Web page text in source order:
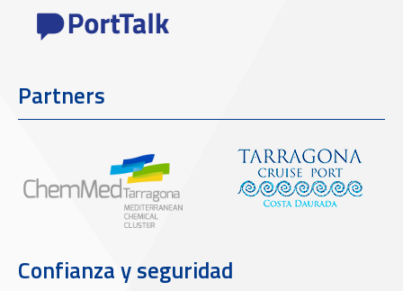
Partners
Confianza y seguridad